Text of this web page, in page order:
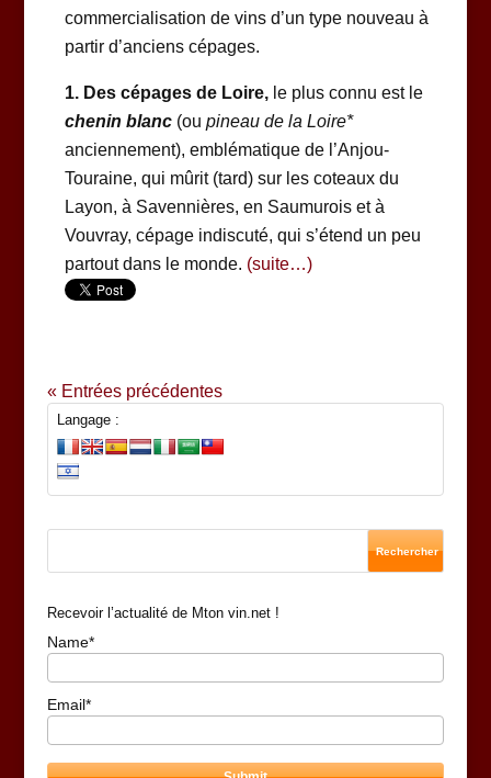
commercialisation de vins d’un type nouveau à
partir d’anciens cépages.
1. Des cépages de Loire,le plus connu est le
chenin blanc(ou pineau de la Loire*
anciennement), emblématique de l’Anjou-
Touraine, qui mûrit (tard) sur les coteaux du
Layon, à Savennières, en Saumurois et à
Vouvray, cépage indiscuté, qui s’étend un peu
partout dans le monde. (suite…)
« Entrées précédentes
Langage :
Recevoir l’actualité de Mton vin.net !
Name*
Email*